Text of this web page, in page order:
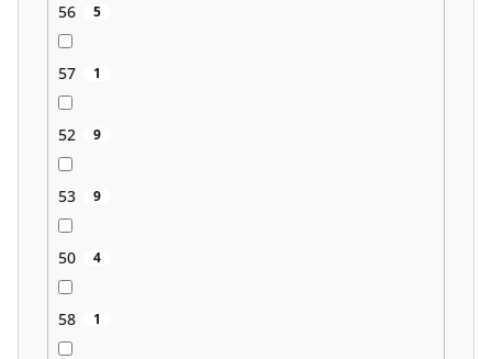
56 5
57 1
52 9
53 9
50 4
58 1